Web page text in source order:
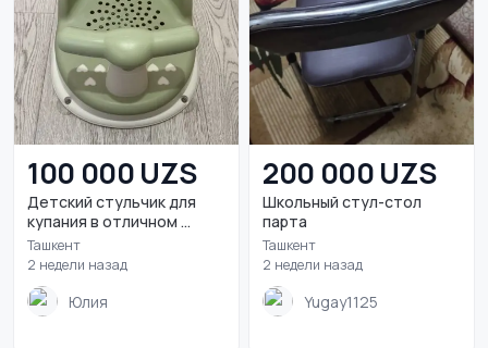
100 000 UZS
Детский стульчик для
купания в отличном ...
Ташкент
2 недели назад
Юлия
200 000 UZS
Школьный стул-стол
парта
Ташкент
2 недели назад
Yugay1125